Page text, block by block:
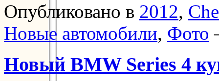
Опубликовано в 2012,
Новые автомобили, Фото
Новый BMW Series 4